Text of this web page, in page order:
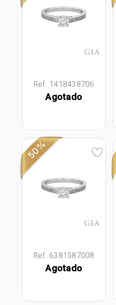
Ref. 1418438706
Agotado
50%
Ref. 6381587008
Agotado